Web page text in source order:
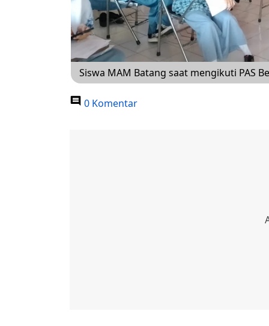
Siswa MAM Batang saat mengikuti PAS
0 Komentar